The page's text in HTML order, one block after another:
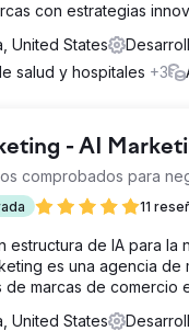
con estrategias
United States
salud y hospitales +3
- AI
comprobados para
11
estructura de IA para la
es una agencia
de marcas de comercio
United States